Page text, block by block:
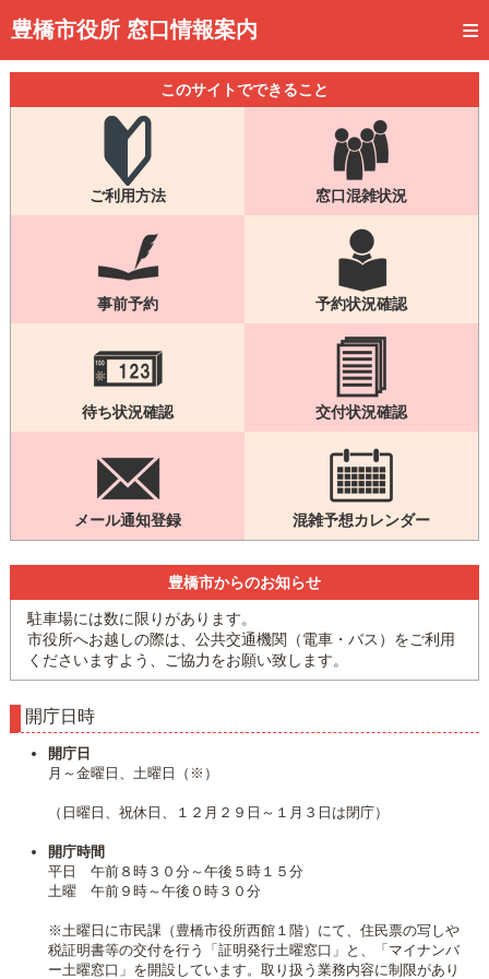
豊橋市役所 窓口情報案内
トップページ
ご利用方法
予約状況確認
窓口混雑状況
待ち状況確認
交付状況確認
混雑予想カレンダー
このサイトでできること
ご利用方法 窓口混雑状況
事前予約 予約状況確認
待ち状況確認 交付状況確認
メール通知登録 混雑予想カレンダー
豊橋市からのお知らせ
駐車場には数に限りがあります。
市役所へお越しの際は、公共交通機関（電車・バス）をご利用
くださいますよう、ご協力をお願い致します。
開庁日時
開庁日
月～金曜日、土曜日（※）
（日曜日、祝休日、１２月２９日～１月３日は閉庁）
開庁時間
平日 午前８時３０分～午後５時１５分
土曜 午前９時～午後０時３０分
※土曜日に市民課（豊橋市役所西館１階）にて、住民票の写しや
税証明書等の交付を行う「証明発行土曜窓口」と、「マイナンバ
ー土曜窓口」を開設しています。取り扱う業務内容に制限があり